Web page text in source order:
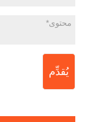
يُقدِّم